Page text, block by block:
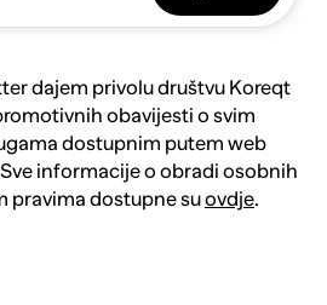
dajem privolu društvu Koreqt
obavijesti o svim
dostupnim putem web
informacije o obradi osobnih
pravima dostupne suovdje.